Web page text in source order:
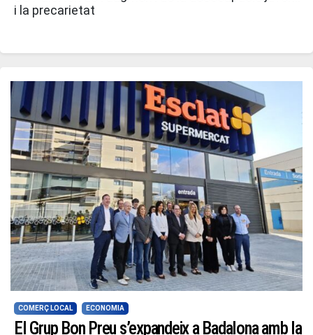
i la precarietat
COMERÇ LOCAL ECONOMIA
El Grup Bon Preu s’expandeix a Badalona amb la